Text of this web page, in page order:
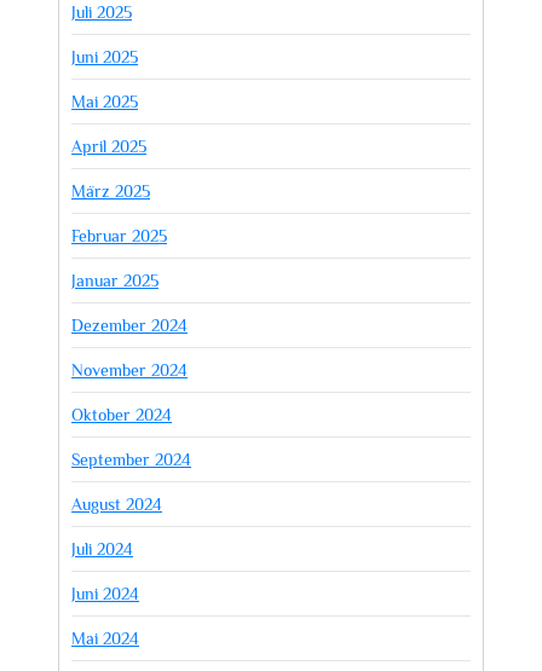
Juli 2025
Juni 2025
Mai 2025
April 2025
März 2025
Februar 2025
Januar 2025
Dezember 2024
November 2024
Oktober 2024
September 2024
August 2024
Juli 2024
Juni 2024
Mai 2024